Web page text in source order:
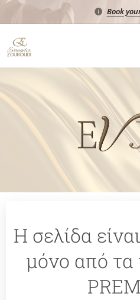
Book
Η σελίδα
μόνο από